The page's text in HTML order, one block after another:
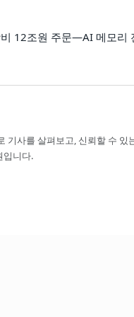
비 12조원 주문—AI 메모리
기사를 살펴보고, 신뢰할 수 있
입니다.